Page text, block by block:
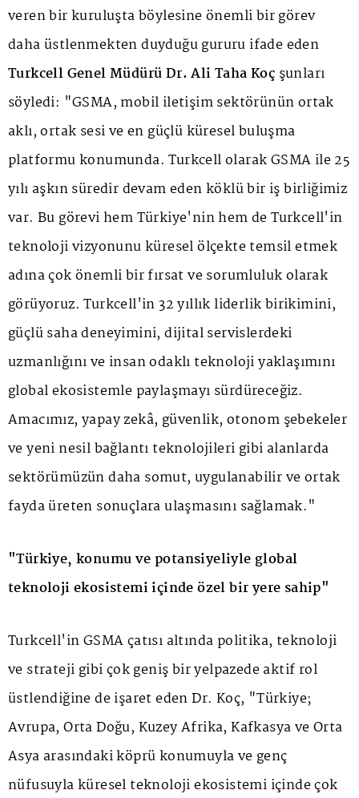
veren bir kuruluşta böylesine önemli bir görev
daha üstlenmekten duyduğu gururu ifade eden
Turkcell Genel Müdürü Dr. Ali Taha Koç şunları
söyledi: "GSMA, mobil iletişim sektörünün ortak
aklı, ortak sesi ve en güçlü küresel buluşma
platformu konumunda. Turkcell olarak GSMA ile 25
yılı aşkın süredir devam eden köklü bir iş birliğimiz
var. Bu görevi hem Türkiye'nin hem de Turkcell'in
teknoloji vizyonunu küresel ölçekte temsil etmek
adına çok önemli bir fırsat ve sorumluluk olarak
görüyoruz. Turkcell'in 32 yıllık liderlik birikimini,
güçlü saha deneyimini, dijital servislerdeki
uzmanlığını ve insan odaklı teknoloji yaklaşımını
global ekosistemle paylaşmayı sürdüreceğiz.
Amacımız, yapay zekâ, güvenlik, otonom şebekeler
ve yeni nesil bağlantı teknolojileri gibi alanlarda
sektörümüzün daha somut, uygulanabilir ve ortak
fayda üreten sonuçlara ulaşmasını sağlamak."
"Türkiye, konumu ve potansiyeliyle global
teknoloji ekosistemi içinde özel bir yere sahip"
Turkcell'in GSMA çatısı altında politika, teknoloji
ve strateji gibi çok geniş bir yelpazede aktif rol
üstlendiğine de işaret eden Dr. Koç, "Türkiye;
Avrupa, Orta Doğu, Kuzey Afrika, Kafkasya ve Orta
Asya arasındaki köprü konumuyla ve genç
nüfusuyla küresel teknoloji ekosistemi içinde çok